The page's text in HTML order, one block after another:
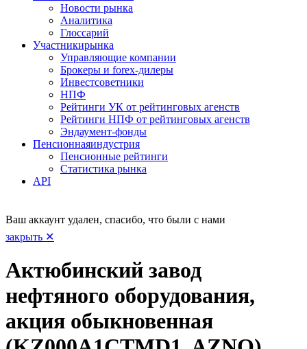
Новости рынка
Аналитика
Глоссарий
Участникирынка
Управляющие компании
Брокеры и forex-дилеры
Инвестсоветники
НПФ
Рейтинги УК от рейтинговых агенств
Рейтинги НПФ от рейтинговых агенств
Эндаумент-фонды
Пенсионнаяиндустрия
Пенсионные рейтинги
Статистика рынка
API
Ваш аккаунт удален, спасибо, что были с нами
закрыть ✕
Актюбинский завод
нефтяного оборудования,
акция обыкновенная